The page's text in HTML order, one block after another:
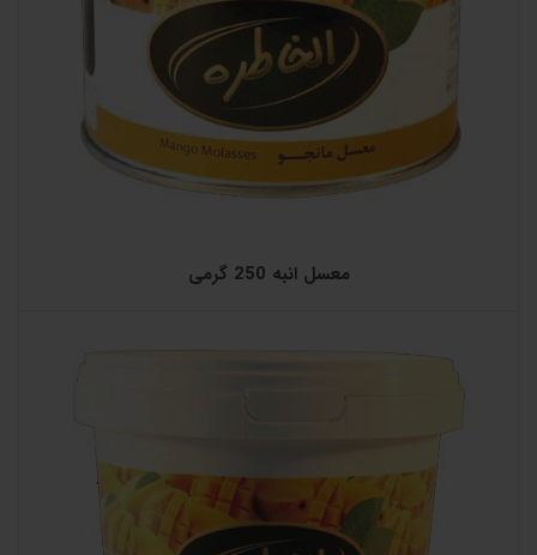
معسل انبه 250 گرمی